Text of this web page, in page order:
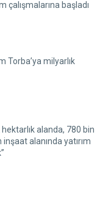
çalışmalarına başladı
Torba’ya milyarlık
hektarlık alanda, 780 bin
alanında yatırım